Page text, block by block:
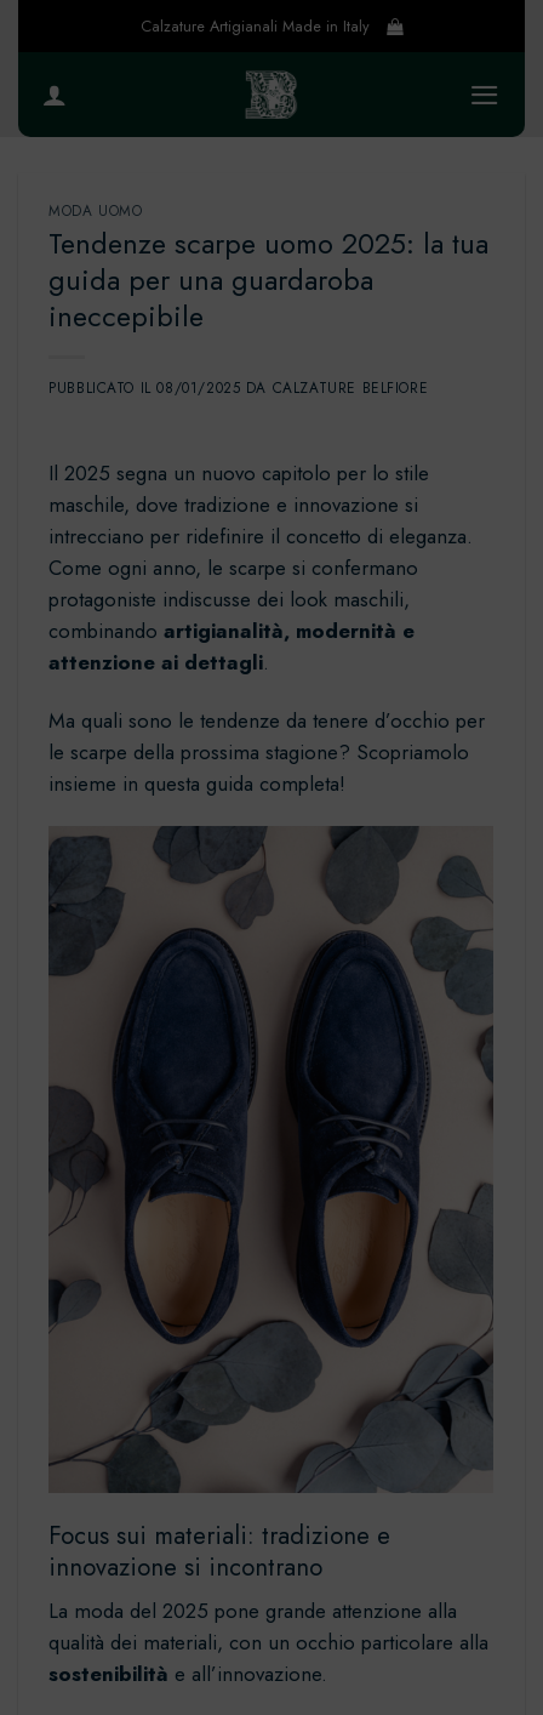
Calzature Artigianali Made in Italy
MODA UOMO
Tendenze scarpe uomo 2025: la tua
guida per una guardaroba
ineccepibile
PUBBLICATO IL08/01/2025 DA CALZATURE BELFIORE
Il 2025 segna un nuovo capitolo per lo stile
maschile, dove tradizione e innovazione si
intrecciano per ridefinire il concetto di eleganza.
Come ogni anno, le scarpe si confermano
protagoniste indiscusse dei look maschili,
combinandoartigianalità, modernità e
attenzione ai dettagli.
Ma quali sono le tendenze da tenere d’occhio per
le scarpe della prossima stagione? Scopriamolo
insieme in questa guida completa!
Focus sui materiali: tradizione e
innovazione si incontrano
La moda del 2025 pone grande attenzione alla
qualità dei materiali, con un occhio particolare alla
sostenibilità e all’innovazione.